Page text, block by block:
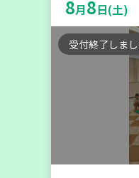
いの会」（
ボランティア
日(金)
8月8日(土)
受付終了しま